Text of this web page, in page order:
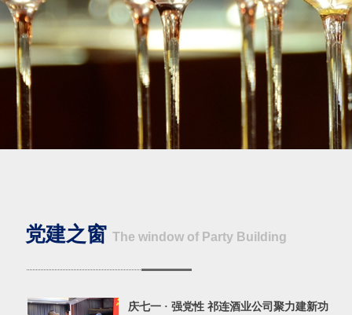
党建之窗 The window of Party Building
庆七一 · 强党性 祁连酒业公司聚力建新功